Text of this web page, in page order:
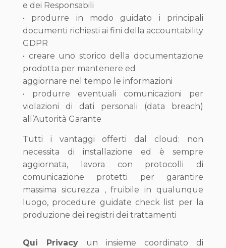
e dei Responsabili
• produrre in modo guidato i principali
documenti richiesti ai fini della accountability
GDPR
• creare uno storico della documentazione
prodotta per mantenere ed
aggiornare nel tempo le informazioni
• produrre eventuali comunicazioni per
violazioni di dati personali (data breach)
all’Autorità Garante
Tutti i vantaggi offerti dal cloud: non
necessita di installazione ed è sempre
aggiornata, lavora con protocolli di
comunicazione protetti per garantire
massima sicurezza , fruibile in qualunque
luogo, procedure guidate check list per la
produzione dei registri dei trattamenti
Qui Privacy un insieme coordinato di